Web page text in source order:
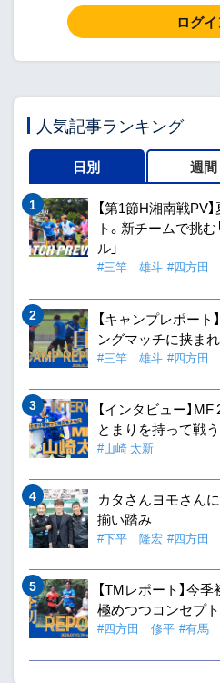
ログ
人気記事ランキング
日別 週間
【第1節H湘南戦PV
ト。新チームで挑
ル」
#三竿 雄斗 #四方田
【キャンプレポー
ングマッチに挟ま
#三竿 雄斗 #四方田
【インタビュー】
とまりを持って戦
#山崎 太新
カタさんヨモさん
揃い踏み
#下平 隆宏 #四方田
【TMレポート】今
極めつつコンセプ
#四方田 修平 #有馬